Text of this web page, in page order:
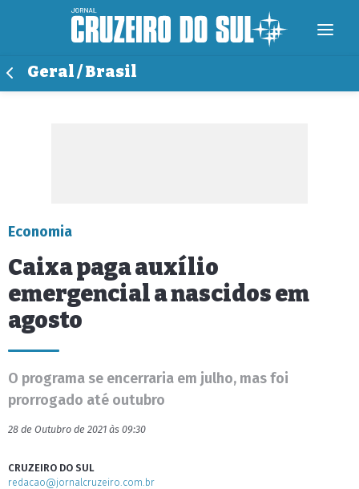
Geral / Brasil
Economia
Caixa paga auxílio
emergencial a nascidos em
agosto
O programa se encerraria em julho, mas foi
prorrogado até outubro
28 de Outubro de 2021 às 09:30
CRUZEIRO DO SUL
redacao@jornalcruzeiro.com.br